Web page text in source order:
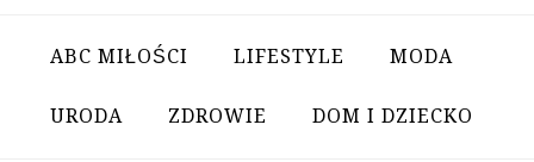
ABC MIŁOŚCI LIFESTYLE MODA
URODA ZDROWIE DOM I DZIECKO